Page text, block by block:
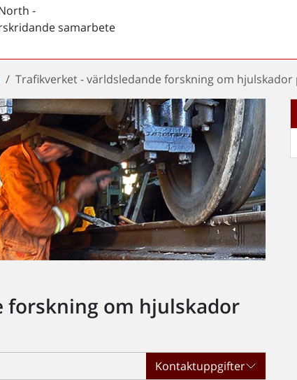
-
samarbete
Trafikverket - världsledande forskning om hjulskador
forskning om hjulskador
Kontaktuppgifter